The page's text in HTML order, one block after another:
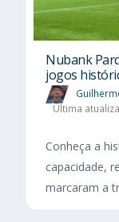
Nubank
jogos
Última
Conheça a
capacidade,
marcaram a